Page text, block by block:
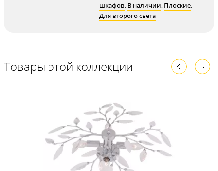
шкафов, В наличии, Плоские,
Для второго света
Товары этой коллекции